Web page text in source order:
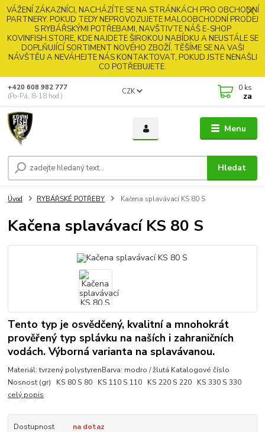
VÁŽENÍ ZÁKAZNÍCI, NACHÁZÍTE SE NA STRÁNKÁCH PRO OBCHODNÍ
PARTNERY. POKUD TEDY NEPROVOZUJETE MALOOBCHODNÍ PRODEJ
S RYBÁŘSKÝMI POTŘEBAMI, NAVŠTIVTE NÁŠ E-SHOP
KOVINFISH.STORE, KDE NAJDETE ŠIROKOU NABÍDKU A NEUSTÁLE SE
DOPLŇUJÍCÍ SORTIMENT NOVÉHO ZBOŽÍ. TĚŠÍME SE NA VAŠI
NÁVŠTĚU A NEVÁHEJTE NÁS KONTAKTOVAT, POKUD JSTE NENAŠLI
CO POTŘEBUJETE.
Menu
CZK
Hledat
+420 608 982 777
(Po-Pá, 8-18 hod.)
0 ks
za
Úvod RYBÁŘSKÉ POTŘEBY Kačena splavávací KS 80 S
Kačena splavávací KS 80 S
Tento typ je osvědčený, kvalitní a mnohokrát
prověřený typ splávku na naších i zahraničních
vodách. Výborná varianta na splavávanou.
Materiál: tvrzený polystyrenBarva: modro / žlutá Katalogové číslo
Nosnost (gr) KS 80 S 80 KS 110 S 110 KS 220 S 220 KS 330 S 330
celý popis
Dostupnost na dotaz